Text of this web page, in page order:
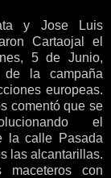
y Jose Luis
Cartaojal el
5 de Junio,
de la campaña
europeas.
comentó que se
el
la calle Pasada
las alcantarillas.
con